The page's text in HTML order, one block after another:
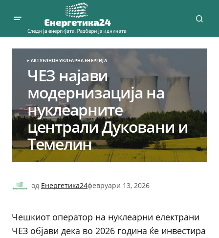
АКТУЕЛНОНУКЛЕАРНА ЕНЕРГИЈА
ЧЕЗ најави
модернизација на
нуклеарните
централи Дуковани и
Темелин
од Енергетика24февруари 13, 2026
Чешкиот оператор на нуклеарни електрани
ЧЕЗ објави дека во 2026 година ќе инвестира